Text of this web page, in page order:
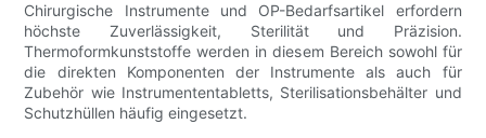
Chirurgische Instrumente und OP-Bedarfsartikel erfordern
höchste Zuverlässigkeit, Sterilität und Präzision.
Thermoformkunststoffe werden in diesem Bereich sowohl für
die direkten Komponenten der Instrumente als auch für
Zubehör wie Instrumententabletts, Sterilisationsbehälter und
Schutzhüllen häufig eingesetzt.